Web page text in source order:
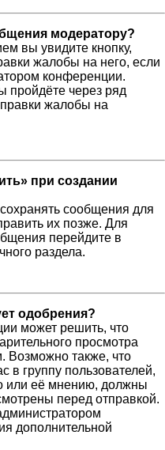
модератору?
вы увидите кнопку,
жалобы на него, если
конференции.
пройдёте через ряд
жалобы на
при создании
сообщения для
их позже. Для
перейдите в
раздела.
одобрения?
может решить, что
просмотра
Возможно также, что
в группу пользователей,
или её мнению, должны
перед отправкой.
дополнительной